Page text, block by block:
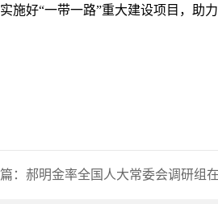
施好“一带一路”重大建设项目，助力
： 郝明金率全国人大常委会调研组